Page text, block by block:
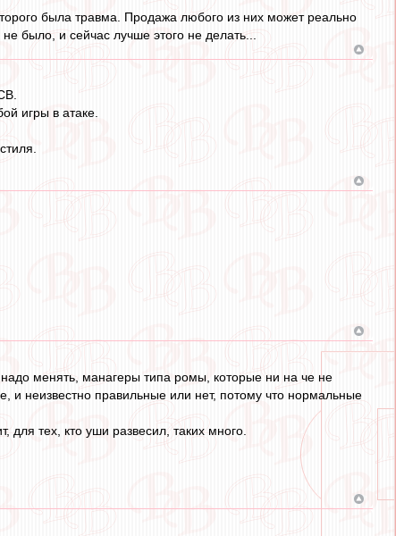
была травма. Продажа любого из них может реально
было, и сейчас лучше этого не делать...
игры в атаке.
менять, манагеры типа ромы, которые ни на че не
и неизвестно правильные или нет, потому что нормальные
для тех, кто уши развесил, таких много.